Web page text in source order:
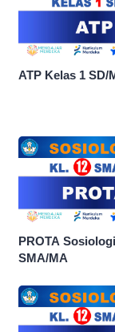
ATP Kelas 1 SD/
PROTA
SMA/MA